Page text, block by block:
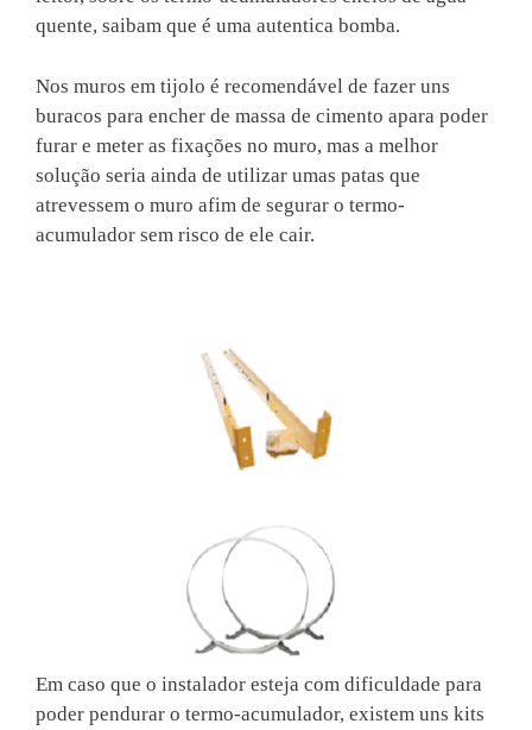
quente, saibam que é uma autentica bomba.
Nos muros em tijolo é recomendável de fazer uns
buracos para encher de massa de cimento apara poder
furar e meter as fixações no muro, mas a melhor
solução seria ainda de utilizar umas patas que
atrevessem o muro afim de segurar o termo-
acumulador sem risco de ele cair.
Em caso que o instalador esteja com dificuldade para
poder pendurar o termo-acumulador, existem uns kits